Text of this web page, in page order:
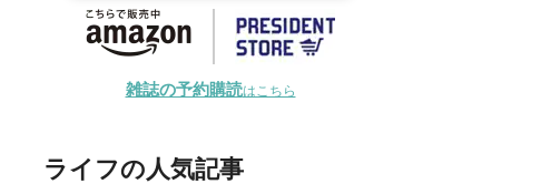
雑誌の予約購読はこちら
ライフの人気記事